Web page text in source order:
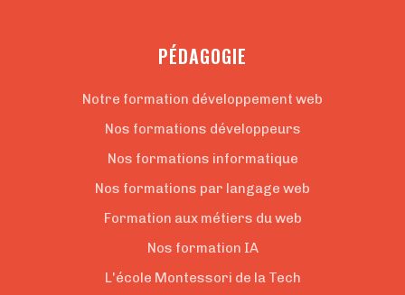
PÉDAGOGIE
Notre formation développement web
Nos formations développeurs
Nos formations informatique
Nos formations par langage web
Formation aux métiers du web
Nos formation IA
L'école Montessori de la Tech